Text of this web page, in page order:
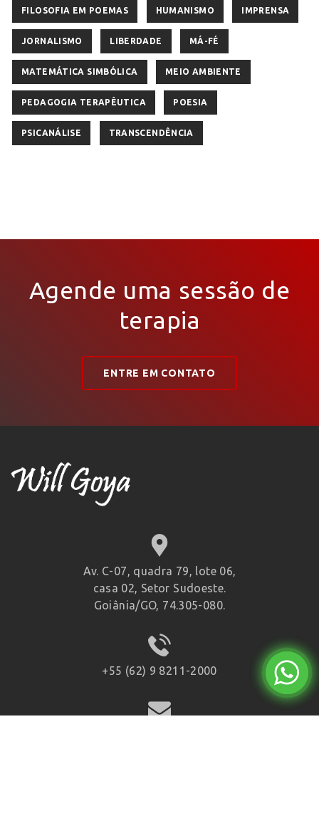
FILOSOFIA EM POEMAS HUMANISMO IMPRENSA
JORNALISMO LIBERDADE MÁ-FÉ
MATEMÁTICA SIMBÓLICA MEIO AMBIENTE
PEDAGOGIA TERAPÊUTICA POESIA
PSICANÁLISE TRANSCENDÊNCIA
Agende uma sessão de
terapia
ENTRE EM CONTATO
Av. C-07, quadra 79, lote 06,
casa 02, Setor Sudoeste.
Goiânia/GO, 74.305-080.
+55 (62) 9 8211-2000